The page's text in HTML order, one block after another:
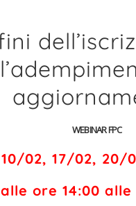
WEBINAR FPC
02, 17/02, 20/
ore 14:00 alle